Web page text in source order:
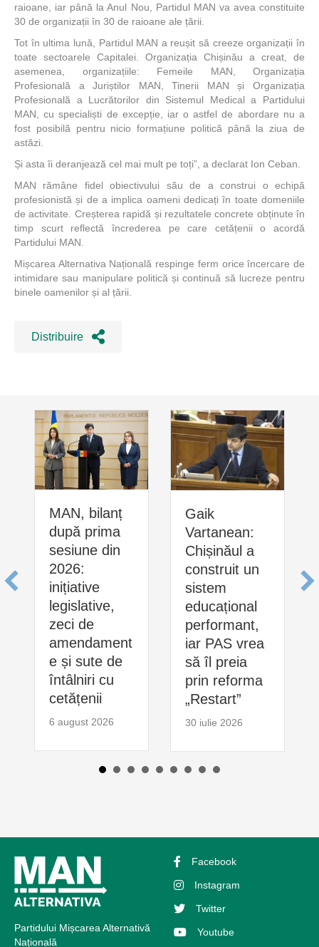
raioane, iar până la Anul Nou, Partidul MAN va avea constituite
30 de organizații în 30 de raioane ale țării.
Tot în ultima lună, Partidul MAN a reușit să creeze organizații în
toate sectoarele Capitalei. Organizația Chișinău a creat, de
asemenea, organizațiile: Femeile MAN, Organizația
Profesională a Juriștilor MAN, Tinerii MAN și Organizația
Profesională a Lucrătorilor din Sistemul Medical a Partidului
MAN, cu specialiști de excepție, iar o astfel de abordare nu a
fost posibilă pentru nicio formațiune politică până la ziua de
astăzi.
Și asta îi deranjează cel mai mult pe toți”, a declarat Ion Ceban.
MAN rămâne fidel obiectivului său de a construi o echipă
profesionistă și de a implica oameni dedicați în toate domeniile
de activitate. Creșterea rapidă și rezultatele concrete obținute în
timp scurt reflectă încrederea pe care cetățenii o acordă
Partidului MAN.
Mișcarea Alternativa Națională respinge ferm orice încercare de
intimidare sau manipulare politică și continuă să lucreze pentru
binele oamenilor și al țării.
Distribuire
MAN, bilanț
după prima
sesiune din
2026:
inițiative
legislative,
zeci de
amendament
e și sute de
întâlniri cu
cetățenii
6 august 2026
Gaik
Vartanean:
Chișinăul a
construit un
sistem
educațional
performant,
iar PAS vrea
să îl preia
prin reforma
„Restart”
30 iulie 2026
Partidului Mișcarea Alternativă
Națională
Facebook
Instagram
Twitter
Youtube